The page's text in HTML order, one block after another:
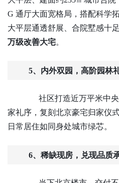
G 通厅大面宽格局，搭配科学
大平层通透舒展、合院墅感十足
万级改善大宅。
5、内外双园，高阶园林
社区打造近万平米中
家礼序，复刻北京豪宅归家仪
日常居住如同身处城市绿芯。
6、稀缺现房，兑现品质